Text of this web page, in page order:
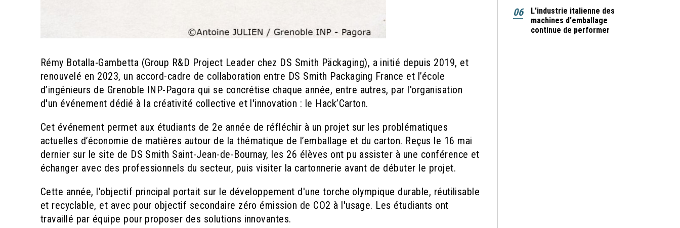
Rémy Botalla-Gambetta (Group R&D Project Leader chez DS Smith Päckaging), a initié depuis 2019, et
renouvelé en 2023, un accord-cadre de collaboration entre DS Smith Packaging France et l’école
d’ingénieurs de Grenoble INP-Pagora qui se concrétise chaque année, entre autres, par l'organisation
d'un événement dédié à la créativité collective et l'innovation : le Hack’Carton.
Cet événement permet aux étudiants de 2e année de réfléchir à un projet sur les problématiques
actuelles d’économie de matières autour de la thématique de l’emballage et du carton. Reçus le 16 mai
dernier sur le site de DS Smith Saint-Jean-de-Bournay, les 26 élèves ont pu assister à une conférence et
échanger avec des professionnels du secteur, puis visiter la cartonnerie avant de débuter le projet.
Cette année, l'objectif principal portait sur le développement d'une torche olympique durable, réutilisable
et recyclable, et avec pour objectif secondaire zéro émission de CO2 à l'usage. Les étudiants ont
travaillé par équipe pour proposer des solutions innovantes.
06
L'industrie italienne des
machines d'emballage
continue de performer